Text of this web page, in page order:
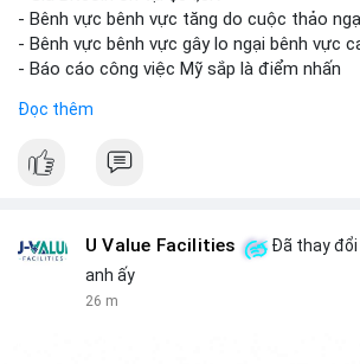
- Bênh vực bênh vực tăng do cuộc thảo
- Bênh vực bênh vực gây lo ngại bênh vực
- Báo cáo công việc Mỹ sắp là điểm nhấn
$btc#btc
#vlikevn #titanbot
Đọc thêm
U Value Facilities
Đã thay đổi
anh ấy
26 m